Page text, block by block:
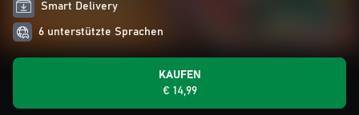
Smart Delivery
6 unterstützte Sprachen
KAUFEN
€ 14,99